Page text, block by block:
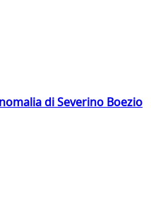
di Severino Boezio